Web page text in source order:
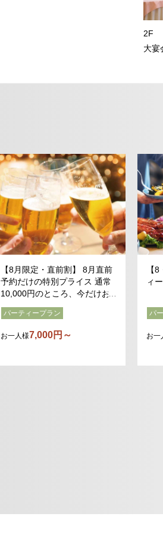
2F
大宴
【8月限定・直前割】 8月直前
予約だけの特別プライス 通常
10,000円のところ、今だけお
一人様7,000円！
パーティープラン
お一人様7,000円～
【
ィ
パ
お一
new